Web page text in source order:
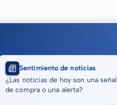
Sentimiento de noticias
¿Las noticias de hoy son una señal
de compra o una alerta?